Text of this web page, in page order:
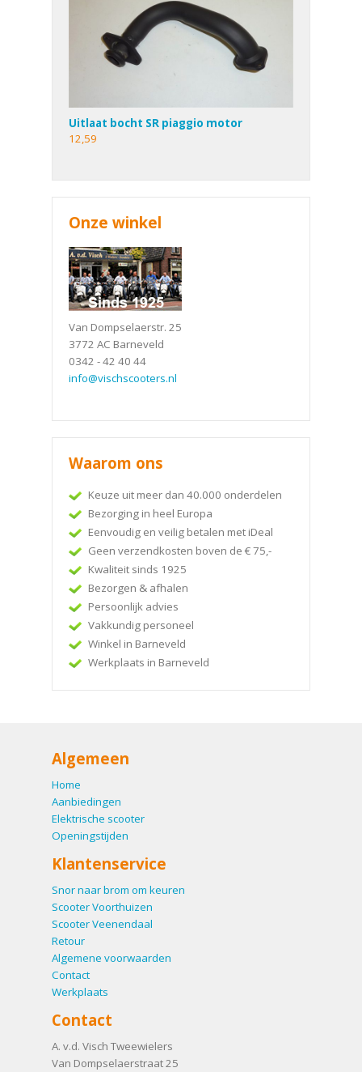
Uitlaat bocht SR piaggio motor
12,59
Onze winkel
Van Dompselaerstr. 25
3772 AC Barneveld
0342 - 42 40 44
info@vischscooters.nl
Waarom ons
Keuze uit meer dan 40.000 onderdelen
Bezorging in heel Europa
Eenvoudig en veilig betalen met iDeal
Geen verzendkosten boven de € 75,-
Kwaliteit sinds 1925
Bezorgen & afhalen
Persoonlijk advies
Vakkundig personeel
Winkel in Barneveld
Werkplaats in Barneveld
Algemeen
Home
Aanbiedingen
Elektrische scooter
Openingstijden
Klantenservice
Snor naar brom om keuren
Scooter Voorthuizen
Scooter Veenendaal
Retour
Algemene voorwaarden
Contact
Werkplaats
Contact
A. v.d. Visch Tweewielers
Van Dompselaerstraat 25